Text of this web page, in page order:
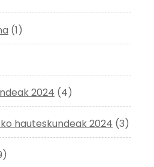
(1)
2024 (4)
hauteskundeak 2024 (3)